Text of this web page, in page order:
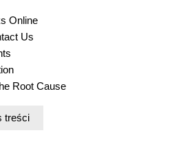
Online
Us
Root Cause
treści